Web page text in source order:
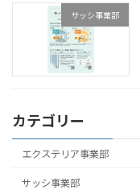
サッシ事業部
カテゴリー
エクステリア事業部
サッシ事業部